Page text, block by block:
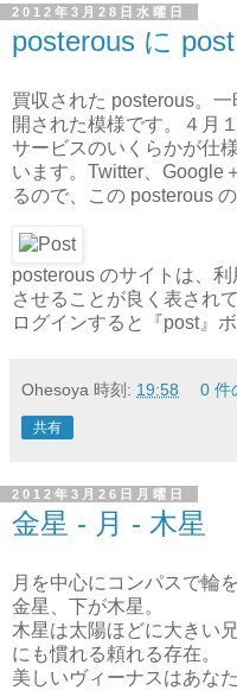
2012年3月28日水曜日
posterous に
買収された posterous。
開された模様です。４月
サービスのいくらかが仕
います。Twitter、Google
るので、この posterous
posterous のサイトは、
させることが良く表され
ログインすると『post』
Ohesoya 時刻: 19:58 0 件
共有
2012年3月26日月曜日
金星 - 月 - 木星
月を中心にコンパスで輪
金星、下が木星。
木星は太陽ほどに大きい
にも慣れる頼れる存在。
美しいヴィーナスはあな